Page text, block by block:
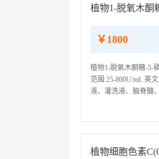
植物1-脱氧木酮
￥1800
植物1-脱氧木酮糖-5-
范围:25-800U/mL 英
液、灌洗液、脑脊髓
植物细胞色素